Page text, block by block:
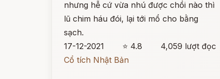
nhưng hễ cứ vừa nhú được chồi nào thì
lũ chim háu đói, lại tới mổ cho bằng
sạch.
17-12-2021
⭐ 4.8
4,059 lượt đọc
Cổ tích Nhật Bản